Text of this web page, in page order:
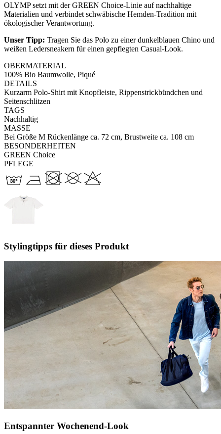
OLYMP setzt mit der GREEN Choice-Linie auf nachhaltige
Materialien und verbindet schwäbische Hemden-Tradition mit
ökologischer Verantwortung.
Unser Tipp: Tragen Sie das Polo zu einer dunkelblauen Chino und
weißen Ledersneakern für einen gepflegten Casual-Look.
OBERMATERIAL
100% Bio Baumwolle, Piqué
DETAILS
Kurzarm Polo-Shirt mit Knopfleiste, Rippenstrickbündchen und
Seitenschlitzen
TAGS
Nachhaltig
MASSE
Bei Größe M Rückenlänge ca. 72 cm, Brustweite ca. 108 cm
BESONDERHEITEN
GREEN Choice
PFLEGE
Stylingtipps für dieses Produkt
Entspannter Wochenend-Look